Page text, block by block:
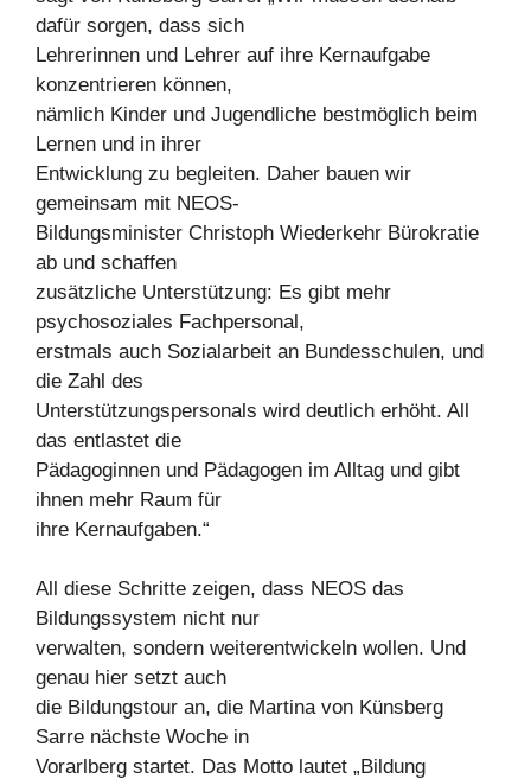
dafür sorgen, dass sich
Lehrerinnen und Lehrer auf ihre Kernaufgabe
konzentrieren können,
nämlich Kinder und Jugendliche bestmöglich beim
Lernen und in ihrer
Entwicklung zu begleiten. Daher bauen wir
gemeinsam mit NEOS-
Bildungsminister Christoph Wiederkehr Bürokratie
ab und schaffen
zusätzliche Unterstützung: Es gibt mehr
psychosoziales Fachpersonal,
erstmals auch Sozialarbeit an Bundesschulen, und
die Zahl des
Unterstützungspersonals wird deutlich erhöht. All
das entlastet die
Pädagoginnen und Pädagogen im Alltag und gibt
ihnen mehr Raum für
ihre Kernaufgaben.“
All diese Schritte zeigen, dass NEOS das
Bildungssystem nicht nur
verwalten, sondern weiterentwickeln wollen. Und
genau hier setzt auch
die Bildungstour an, die Martina von Künsberg
Sarre nächste Woche in
Vorarlberg startet. Das Motto lautet „Bildung